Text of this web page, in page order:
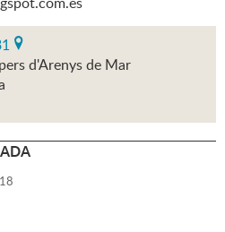
d'Arenys de Mar